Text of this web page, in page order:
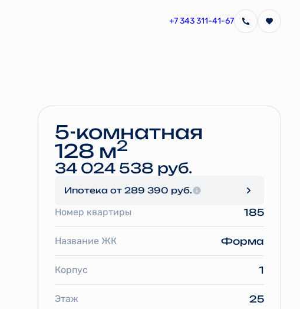
+7 343 311-41-67
5-комнатная
128 м2
34 024 538 руб.
Ипотека от 289 390 руб.
Номер квартиры 185
Название ЖК Форма
Корпус 1
Этаж 25